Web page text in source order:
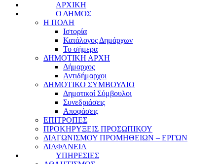
ΑΡΧΙΚΗ
Ο ΔΗΜΟΣ
Η ΠΟΛΗ
Ιστορία
Κατάλογος Δημάρχων
Το σήμερα
ΔΗΜΟΤΙΚΗ ΑΡΧΗ
Δήμαρχος
Αντιδήμαρχοι
ΔΗΜΟΤΙΚΟ ΣΥΜΒΟΥΛΙΟ
Δημοτικοί Σύμβουλοι
Συνεδριάσεις
Αποφάσεις
ΕΠΙΤΡΟΠΕΣ
ΠΡΟΚΗΡΥΞΕΙΣ ΠΡΟΣΩΠΙΚΟΥ
ΔΙΑΓΩΝΙΣΜΟΥ ΠΡΟΜΗΘΕΙΩΝ – ΕΡΓΩΝ
ΔΙΑΦΑΝΕΙΑ
ΥΠΗΡΕΣΙΕΣ